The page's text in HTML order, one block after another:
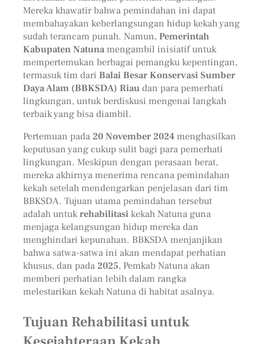
Mereka khawatir bahwa pemindahan ini dapat
membahayakan keberlangsungan hidup kekah yang
sudah terancam punah. Namun, Pemerintah
Kabupaten Natunamengambil inisiatif untuk
mempertemukan berbagai pemangku kepentingan,
termasuk tim dari Balai Besar Konservasi Sumber
Daya Alam (BBKSDA) Riaudan para pemerhati
lingkungan, untuk berdiskusi mengenai langkah
terbaik yang bisa diambil.
Pertemuan pada20 November 2024menghasilkan
keputusan yang cukup sulit bagi para pemerhati
lingkungan. Meskipun dengan perasaan berat,
mereka akhirnya menerima rencana pemindahan
kekah setelah mendengarkan penjelasan dari tim
BBKSDA. Tujuan utama pemindahan tersebut
adalah untukrehabilitasikekah Natuna guna
menjaga kelangsungan hidup mereka dan
menghindari kepunahan. BBKSDA menjanjikan
bahwa satwa-satwa ini akan mendapat perhatian
khusus, dan pada2025, Pemkab Natuna akan
memberi perhatian lebih dalam rangka
melestarikan kekah Natuna di habitat asalnya.
Tujuan Rehabilitasi untuk